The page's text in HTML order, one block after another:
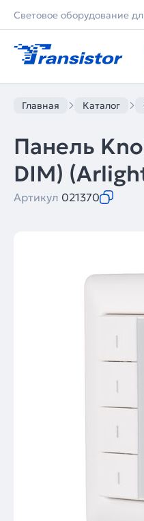
Световое оборудование
Главная Каталог
Панель
DIM)
Артикул 021370